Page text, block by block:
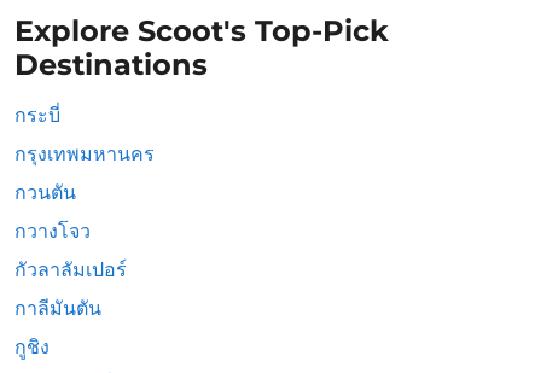
Explore Scoot's Top-Pick
Destinations
กระบี่
กรุงเทพมหานคร
กวนตัน
กวางโจว
กัวลาลัมเปอร์
กาลีมันตัน
กูชิง